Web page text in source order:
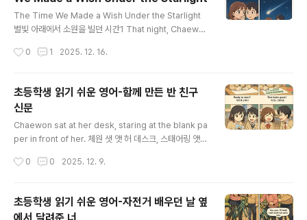
walked into the classroom and smiled shyly. 현
일 워크트 인투 더 클래스룸 앤 스마일드 샤일리 현일이 교
The Time We Made a Wish Under the Starlight
별빛 아래에서 소원을 빌던 시간1 That night, Chaewo
r neighborhood. 댓 나잇, 채원 앤드 현일 워크트 투 더
뒤쪽의 조용한 언덕으로 걸어갔어요. 2 The sky was so
clear that every star seemed close enough to t
ouch. 더 스카이 워즈 쏘 클리어 댓 에브리 스타 심드 클로
스 이너프 투 터치 하늘이 너무 맑아서 별이 손에 닿을 듯
가까워 보였어요. 3 Chaewon looked up and smile
0 1 2025. 12. 16.
초등학생 읽기 쉬운 영어-함께 만든 반 친구
신문
Chaewon sat at her desk, staring at the blank pa
per in front of her. 체원 샛 앳 허 데스크, 스태어링 앳
앞의 빈 종이를 바라보고 있었다. Today, she and Hyu
투데이, 쉬 앤드 현일 해드 투 메이크 더 클래스 뉴즈페이퍼
투게더 오늘은 채원과 현일이 함께 반 친구 신문을 만들어
0 0 2025. 12. 9.
초등학생 읽기 쉬운 영어-자전거 배우던 날 옆